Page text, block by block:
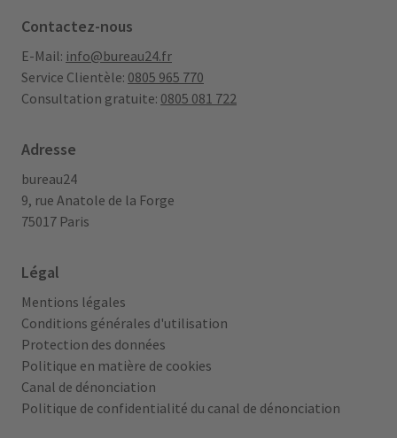
Contactez-nous
E-Mail: info@bureau24.fr
Service Clientèle: 0805 965 770
Consultation gratuite: 0805 081 722
Adresse
bureau24
9, rue Anatole de la Forge
75017 Paris
Légal
Mentions légales
Conditions générales d'utilisation
Protection des données
Politique en matière de cookies
Canal de dénonciation
Politique de confidentialité du canal de dénonciation